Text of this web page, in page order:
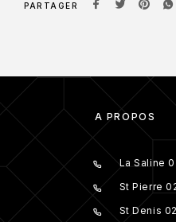
PARTAGER
À PROPOS
La Saline
St Pierre
St Denis